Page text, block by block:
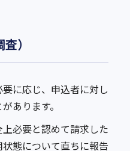
）
に応じ、申込者に対し
あります。
必要と認めて請求した
態について直ちに報告